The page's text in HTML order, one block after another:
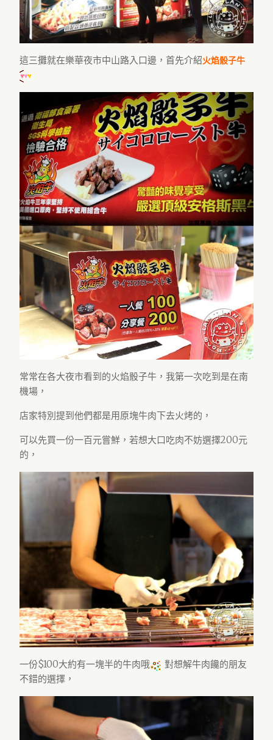
這三攤就在樂華夜市中山路入口邊，首先介紹火焰骰子牛
常常在各大夜市看到的火焰骰子牛，我第一次吃到是在南
機場，
店家特別提到他們都是用原塊牛肉下去火烤的，
可以先買一份一百元嘗鮮，若想大口吃肉不妨選擇200元
的，
一份$100大約有一塊半的牛肉哦
對想解牛肉饞的朋友
不錯的選擇，